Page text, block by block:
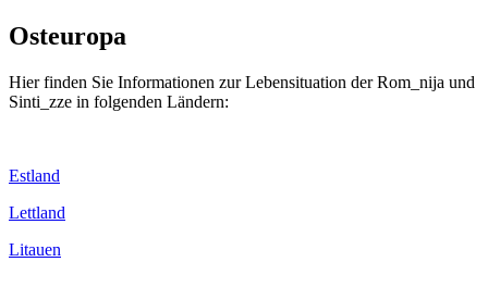
Osteuropa
Hier finden Sie Informationen zur Lebensituation der Rom_nija und
Sinti_zze in folgenden Ländern:
Estland
Lettland
Litauen